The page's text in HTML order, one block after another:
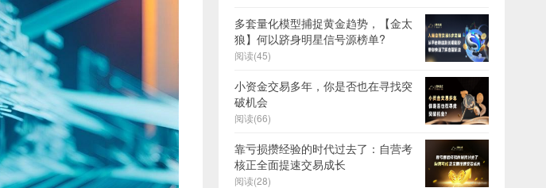
多套量化模型捕捉黄金趋势，【金太
狼】何以跻身明星信号源榜单?
阅读(45)
小资金交易多年，你是否也在寻找突
破机会
阅读(66)
靠亏损攒经验的时代过去了：自营考
核正全面提速交易成长
阅读(28)